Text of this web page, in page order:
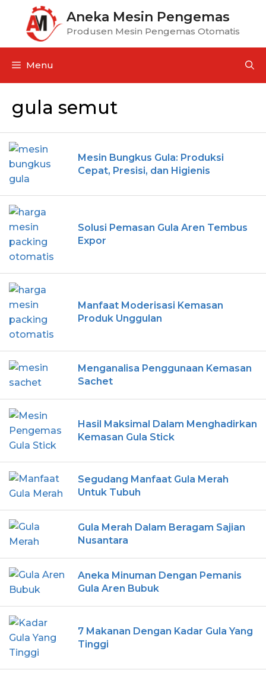
Aneka Mesin Pengemas
Produsen Mesin Pengemas Otomatis
Menu
gula semut
Mesin Bungkus Gula: Produksi
Cepat, Presisi, dan Higienis
Solusi Pemasan Gula Aren Tembus
Expor
Manfaat Moderisasi Kemasan
Produk Unggulan
Menganalisa Penggunaan Kemasan
Sachet
Hasil Maksimal Dalam Menghadirkan
Kemasan Gula Stick
Segudang Manfaat Gula Merah
Untuk Tubuh
Gula Merah Dalam Beragam Sajian
Nusantara
Aneka Minuman Dengan Pemanis
Gula Aren Bubuk
7 Makanan Dengan Kadar Gula Yang
Tinggi